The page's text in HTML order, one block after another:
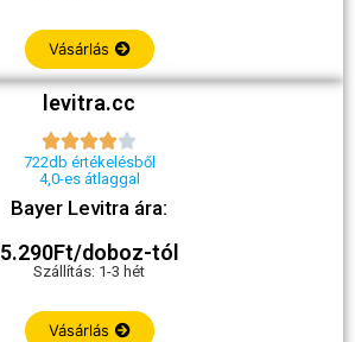
Vásárlás
levitra.cc

722db értékelésből
4,0-es átlaggal
Bayer Levitra ára:
5.290Ft/doboz-tól
Szállítás: 1-3 hét
Vásárlás